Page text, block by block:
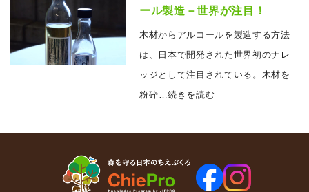
ール製造－世界が注目！
木材からアルコールを製造する方法
は、日本で開発された世界初のナレ
ッジとして注目されている。木材を
粉砕 …続きを読む